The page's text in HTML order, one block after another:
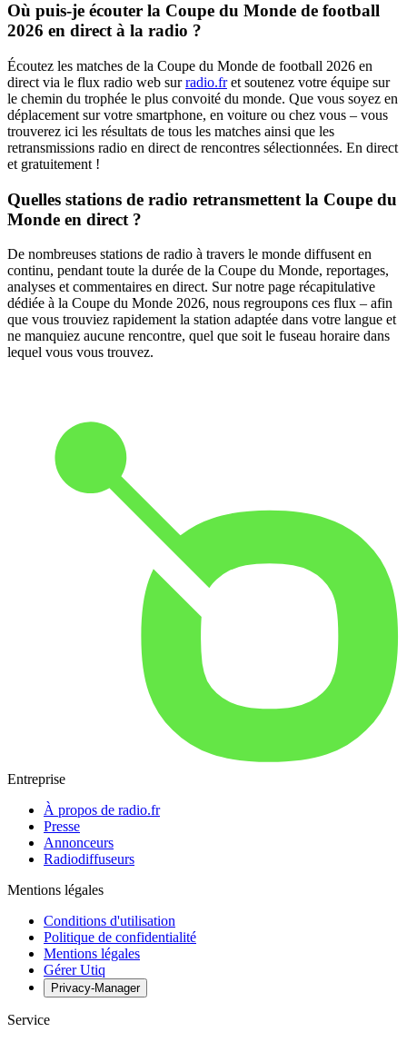
Où puis-je écouter la Coupe du Monde de football
2026 en direct à la radio ?
Écoutez les matches de la Coupe du Monde de football 2026 en
direct via le flux radio web surradio.fret soutenez votre équipe sur
le chemin du trophée le plus convoité du monde. Que vous soyez en
déplacement sur votre smartphone, en voiture ou chez vous – vous
trouverez ici les résultats de tous les matches ainsi que les
retransmissions radio en direct de rencontres sélectionnées. En direct
et gratuitement !
Quelles stations de radio retransmettent la Coupe du
Monde en direct ?
De nombreuses stations de radio à travers le monde diffusent en
continu, pendant toute la durée de la Coupe du Monde, reportages,
analyses et commentaires en direct. Sur notre page récapitulative
dédiée à la Coupe du Monde 2026, nous regroupons ces flux – afin
que vous trouviez rapidement la station adaptée dans votre langue et
ne manquiez aucune rencontre, quel que soit le fuseau horaire dans
lequel vous vous trouvez.
Entreprise
À propos de radio.fr
Presse
Annonceurs
Radiodiffuseurs
Mentions légales
Conditions d'utilisation
Politique de confidentialité
Mentions légales
Gérer Utiq
Privacy-Manager
Service